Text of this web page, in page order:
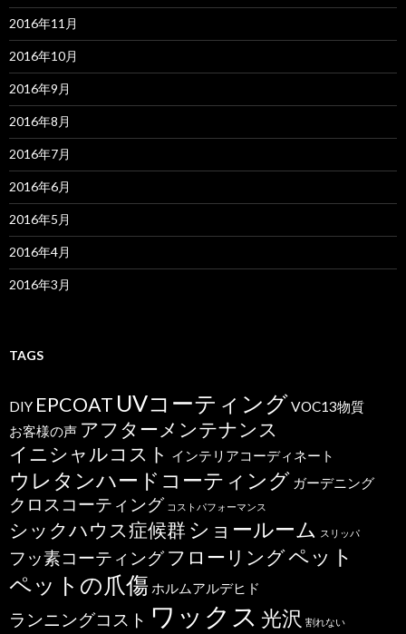
2016年11月
2016年10月
2016年9月
2016年8月
2016年7月
2016年6月
2016年5月
2016年4月
2016年3月
TAGS
DIY EPCOAT UVコーティングVOC13物質
お客様の声 アフターメンテナンス
イニシャルコスト インテリアコーディネート
ウレタンハードコーティング ガーデニング
クロスコーティング コストパフォーマンス
シックハウス症候群 ショールーム スリッパ
フッ素コーティング フローリングペット
ペットの爪傷 ホルムアルデヒド
ランニングコスト ワックス 光沢 割れない